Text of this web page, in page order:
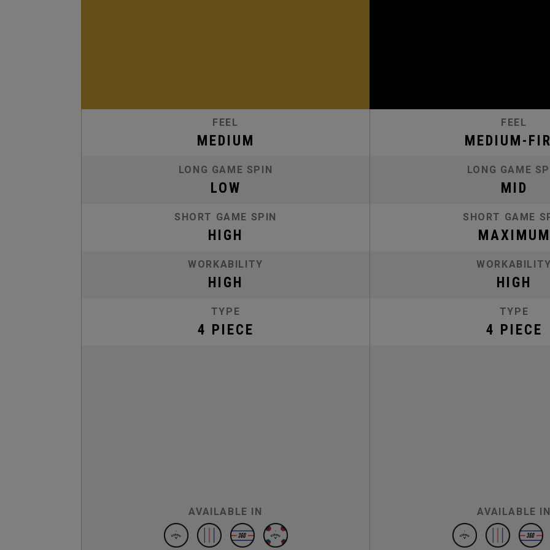
FEEL
MEDIUM
FEEL
MEDIUM-
LONG GAME SPIN
LOW
LONG GAME
MID
SHORT GAME SPIN
HIGH
SHORT GAME
MAXIMUM
WORKABILITY
HIGH
WORKABILITY
HIGH
TYPE
4 PIECE
TYPE
4 PIECE
AVAILABLE IN AVAILABLE IN